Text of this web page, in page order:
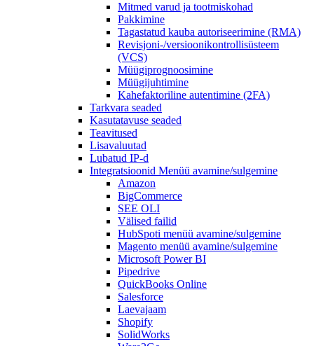
Mitmed varud ja tootmiskohad
Pakkimine
Tagastatud kauba autoriseerimine (RMA)
Revisjoni-/versioonikontrollisüsteem
(VCS)
Müügiprognoosimine
Müügijuhtimine
Kahefaktoriline autentimine (2FA)
Tarkvara seaded
Kasutatavuse seaded
Teavitused
Lisavaluutad
Lubatud IP-d
Integratsioonid Menüü avamine/sulgemine
Amazon
BigCommerce
SEE OLI
Välised failid
HubSpoti menüü avamine/sulgemine
Magento menüü avamine/sulgemine
Microsoft Power BI
Pipedrive
QuickBooks Online
Salesforce
Laevajaam
Shopify
SolidWorks